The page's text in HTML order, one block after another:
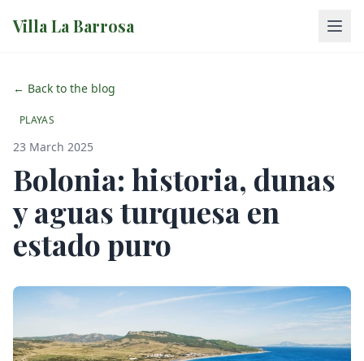
Villa La Barrosa
← Back to the blog
PLAYAS
23 March 2025
Bolonia: historia, dunas
y aguas turquesa en
estado puro